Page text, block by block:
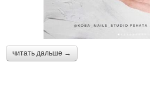
читать дальше →